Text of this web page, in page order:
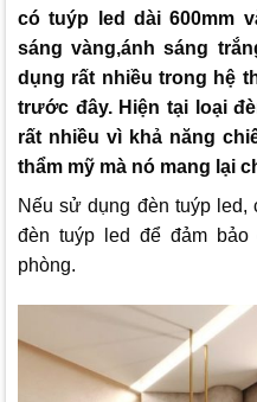
có tuýp led dài 600mm
sáng vàng,ánh sáng
dụng rất nhiều trong hệ
trước đây. Hiện tại loại
rất nhiều vì khả năng
thẩm mỹ mà nó mang lại
Nếu sử dụng đèn tuýp
đèn tuýp led để đảm
phòng.